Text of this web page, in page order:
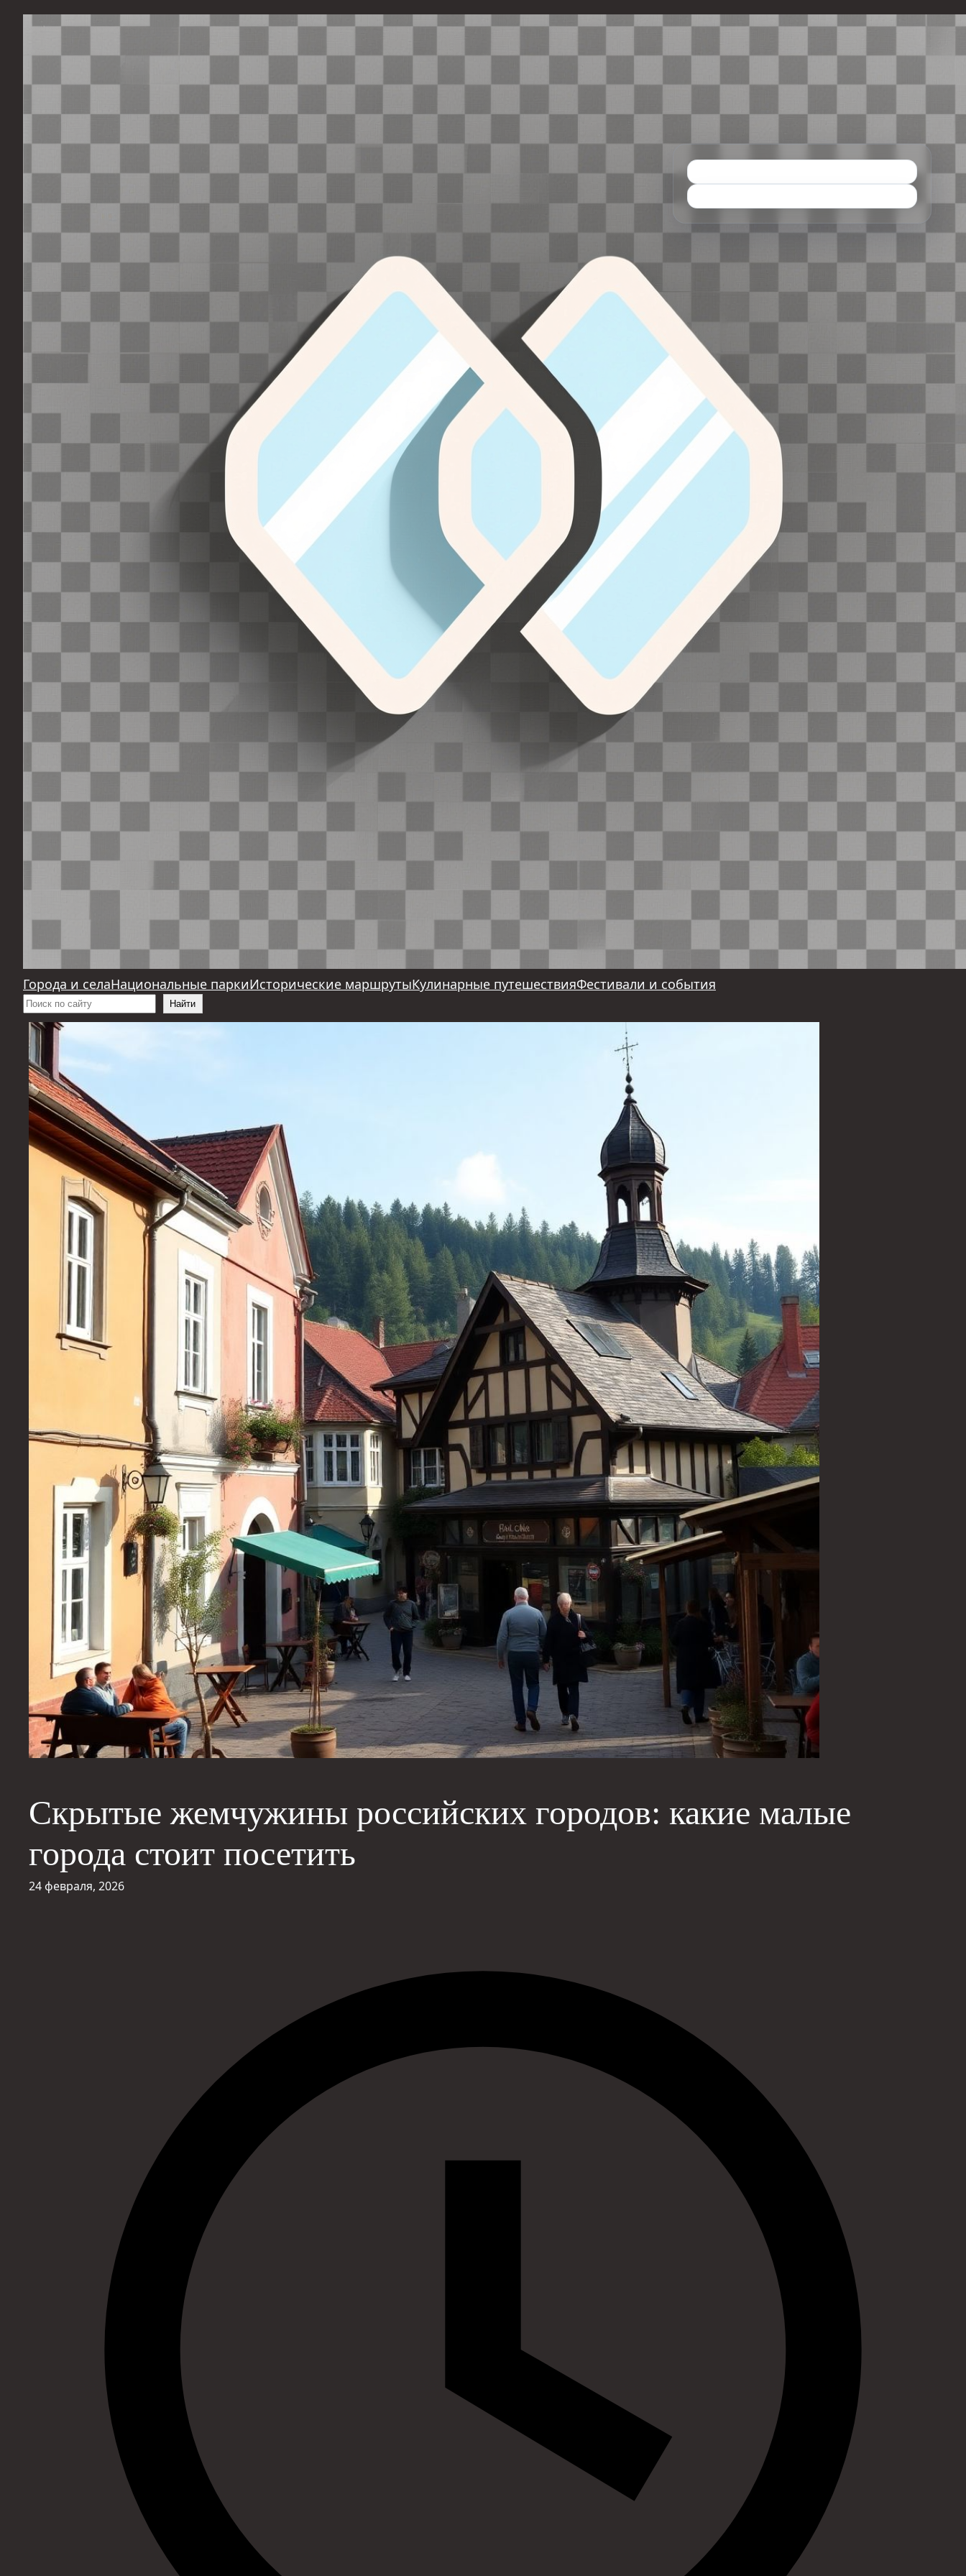
Перейти
содержимому
Города и селаНациональные паркиИсторические маршрутыКулинарные путешествияФестивали и события
Поиск
Найти
Скрытые жемчужины российских городов: какие малые
города стоит посетить
24 февраля, 2026